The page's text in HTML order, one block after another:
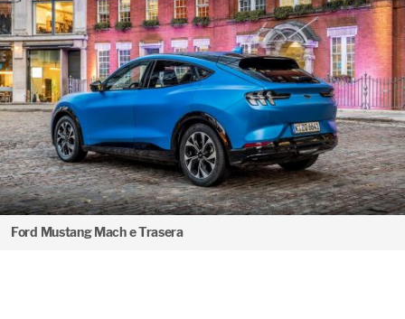
Ford Mustang Mach e Trasera